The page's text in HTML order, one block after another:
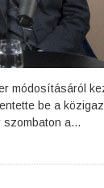
módosításáról
be a
a...